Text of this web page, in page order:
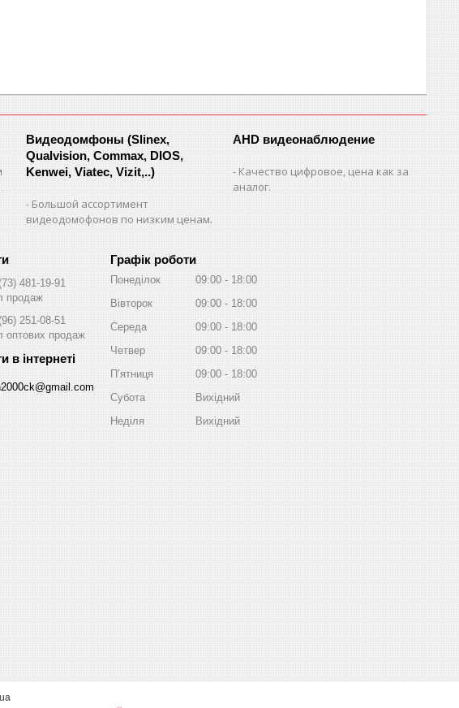
Видеодомфоны (Slinex,
Qualvision, Commax, DIOS,
Kenwei, Viatec, Vizit,..)
Большой ассортимент
видеодомофонов по низким ценам.
AHD видеонаблюдение
Качество цифровое, цена как за
аналог.
481-19-91
продаж
251-08-51
оптових продаж
Графік роботи
Понеділок 09:00
18:00
Вівторок
09:00
18:00
Середа
09:00
18:00
Четвер
09:00
18:00
Пʼятниця
09:00
18:00
Субота
Вихідний
Неділя
Вихідний